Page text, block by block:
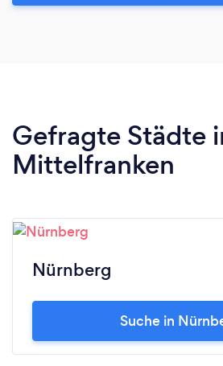
Gefragte Städte
Mittelfranken
Nürnberg
Suche in